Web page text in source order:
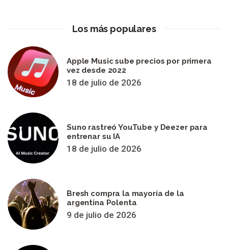
Los más populares
Apple Music sube precios por primera
vez desde 2022
18 de julio de 2026
Suno rastreó YouTube y Deezer para
entrenar su IA
18 de julio de 2026
Bresh compra la mayoría de la
argentina Polenta
9 de julio de 2026